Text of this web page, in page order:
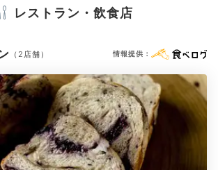
イヤー お茶セット 電気ポット
確認が取れている情報を表示しています。
レストラン・飲食店
（2店舗） 情報提供：